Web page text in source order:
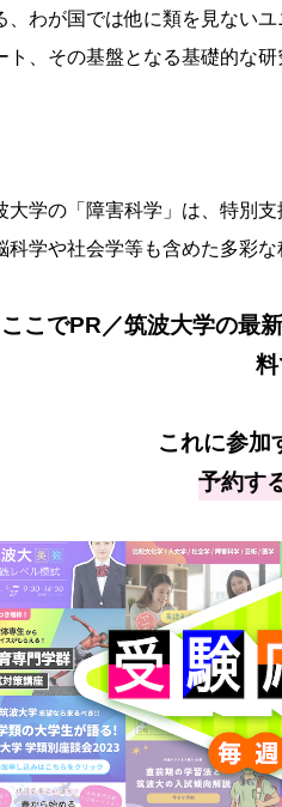
、わが国では他に類を見ない
ト、その基盤となる基礎的な
大学の「障害科学」は、特別
科学や社会学等も含めた多彩
こでPR／筑波大学の最
料
これに参加
予約す